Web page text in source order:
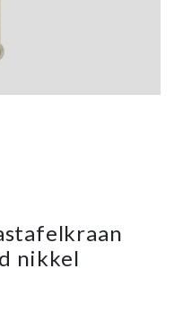
nikkel